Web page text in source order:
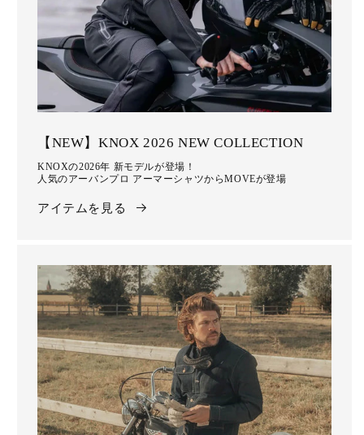
【NEW】KNOX 2026 NEW COLLECTION
KNOXの2026年 新モデルが登場！
人気のアーバンプロ アーマーシャツからMOVEが登場
アイテムを見る